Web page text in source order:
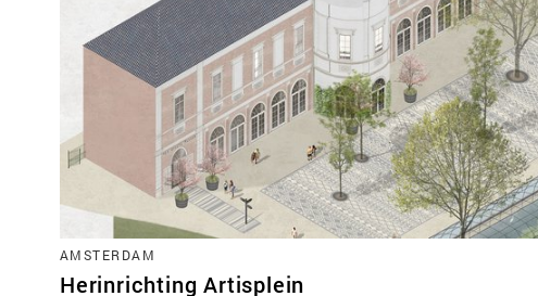
AMSTERDAM
Herinrichting Artisplein